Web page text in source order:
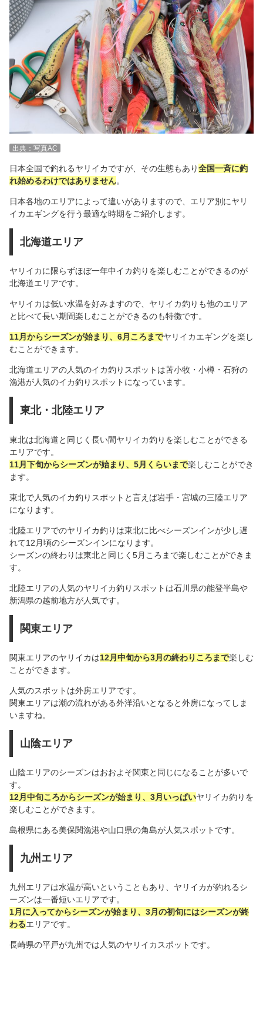
出典：写真AC
日本全国で釣れるヤリイカですが、その生態もあり全国一斉に釣
れ始めるわけではありません。
日本各地のエリアによって違いがありますので、エリア別にヤリ
イカエギングを行う最適な時期をご紹介します。
北海道エリア
ヤリイカに限らずほぼ一年中イカ釣りを楽しむことができるのが
北海道エリアです。
ヤリイカは低い水温を好みますので、ヤリイカ釣りも他のエリア
と比べて長い期間楽しむことができるのも特徴です。
11月からシーズンが始まり、6月ころまでヤリイカエギングを楽し
むことができます。
北海道エリアの人気のイカ釣りスポットは苫小牧・小樽・石狩の
漁港が人気のイカ釣りスポットになっています。
東北・北陸エリア
東北は北海道と同じく長い間ヤリイカ釣りを楽しむことができる
エリアです。
11月下旬からシーズンが始まり、5月くらいまで楽しむことができ
ます。
東北で人気のイカ釣りスポットと言えば岩手・宮城の三陸エリア
になります。
北陸エリアでのヤリイカ釣りは東北に比べシーズンインが少し遅
れて12月頃のシーズンインになります。
シーズンの終わりは東北と同じく5月ころまで楽しむことができま
す。
北陸エリアの人気のヤリイカ釣りスポットは石川県の能登半島や
新潟県の越前地方が人気です。
関東エリア
関東エリアのヤリイカは12月中旬から3月の終わりころまで楽しむ
ことができます。
人気のスポットは外房エリアです。
関東エリアは潮の流れがある外洋沿いとなると外房になってしま
いますね。
山陰エリア
山陰エリアのシーズンはおおよそ関東と同じになることが多いで
す。
12月中旬ころからシーズンが始まり、3月いっぱいヤリイカ釣りを
楽しむことができます。
島根県にある美保関漁港や山口県の角島が人気スポットです。
九州エリア
九州エリアは水温が高いということもあり、ヤリイカが釣れるシ
ーズンは一番短いエリアです。
1月に入ってからシーズンが始まり、3月の初旬にはシーズンが終
わるエリアです。
長崎県の平戸が九州では人気のヤリイカスポットです。